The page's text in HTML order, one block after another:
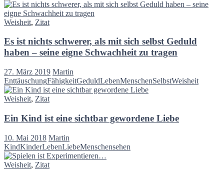
Weisheit, Zitat
Es ist nichts schwerer, als mit sich selbst Geduld
haben – seine eigne Schwachheit zu tragen
27. März 2019 Martin
EnttäuschungFähigkeitGeduldLebenMenschenSelbstWeisheit
Weisheit, Zitat
Ein Kind ist eine sichtbar gewordene Liebe
10. Mai 2018 Martin
KindKinderLebenLiebeMenschensehen
Weisheit, Zitat